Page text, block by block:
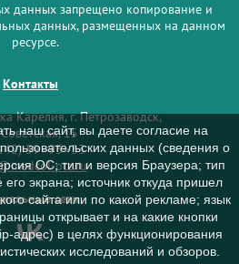
данных запрещено копирование и
данных, размещенных на данном
ресурсе.
Контакты
Карелия, г. Петрозаводск,
15
59–93–33
ptz.ru
сети
наш сайт, вы даете согласие на
данных (сведения о
ОС; тип и версия Браузера; тип
экрана; источник откуда пришел
сайта или по какой рекламе; язык
открывает и на какие кнопки
адрес) в целях функционирования
исследований и обзоров.